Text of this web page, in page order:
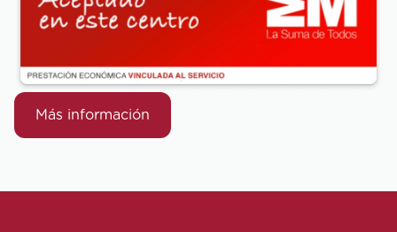
Más información